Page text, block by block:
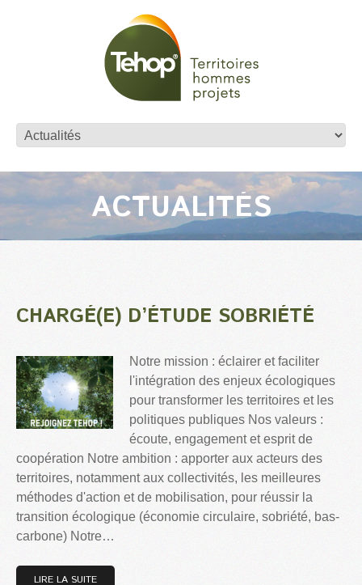
ACTUALITÉS
CHARGÉ(E) D’ÉTUDE SOBRIÉTÉ
Notre mission : éclairer et faciliter
l'intégration des enjeux écologiques
pour transformer les territoires et les
politiques publiques Nos valeurs :
écoute, engagement et esprit de
coopération Notre ambition : apporter aux acteurs des
territoires, notamment aux collectivités, les meilleures
méthodes d'action et de mobilisation, pour réussir la
transition écologique (économie circulaire, sobriété, bas-
carbone) Notre…
LIRE LA SUITE